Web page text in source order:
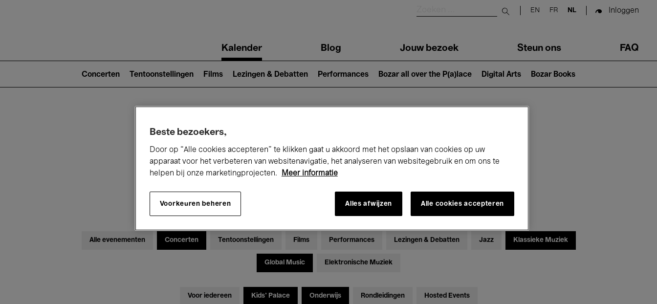
Submit search
EN FR NL Inloggen
navigationKalender Blog Jouw bezoek Steun ons FAQ
2)
Concerten Tentoonstellingen Films Lezingen & Debatten Performances Bozar all over the P(a)lace Digital Arts Bozar Books
Alle evenementen Concerten Tentoonstellingen Films Performances Lezingen & Debatten Jazz Klassieke Muziek
Global Music Elektronische Muziek
Voor iedereen Kids’ Palace Onderwijs Rondleidingen Hosted Events
Beste bezoekers,
Door op “Alle cookies accepteren” te klikken gaat u akkoord met het opslaan van cookies op uw
apparaat voor het verbeteren van websitenavigatie, het analyseren van websitegebruik en om ons te
helpen bij onze marketingprojecten.
Meer informatie
Voorkeuren beheren Alles afwijzen Alle cookies accepteren